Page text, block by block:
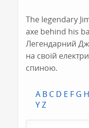
The legendary
axe behind his
Легендарний
на своїй
спиною.
A B C D E F G H
YZ